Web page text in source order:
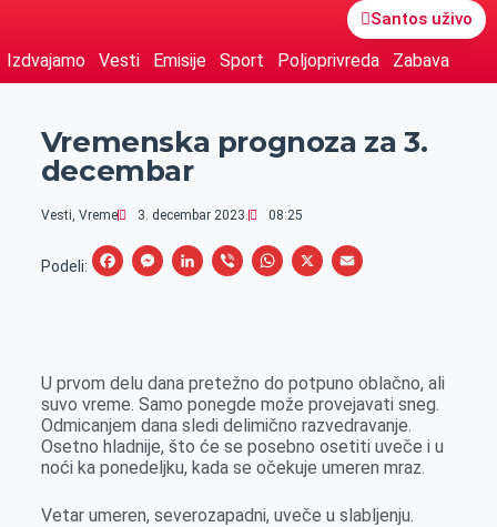
Santos uživo
Izdvajamo Vesti Emisije Sport Poljoprivreda Zabava
Vremenska prognoza za 3.
decembar
Vesti, Vreme 3. decembar 2023. 08:25
Podeli:
F
b
o
o
k
M
e
n
g
e
r
L
e
d
I
n
V
r
W
s
A
p
p
X
E
l
U prvom delu dana pretežno do potpuno oblačno, ali
suvo vreme. Samo ponegde može provejavati sneg.
Odmicanjem dana sledi delimično razvedravanje.
Osetno hladnije, što će se posebno osetiti uveče i u
noći ka ponedeljku, kada se očekuje umeren mraz.
Vetar umeren, severozapadni, uveče u slabljenju.